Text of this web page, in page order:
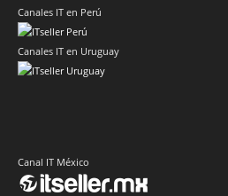
Canales IT en Perú
Canales IT en Uruguay
Canal IT México